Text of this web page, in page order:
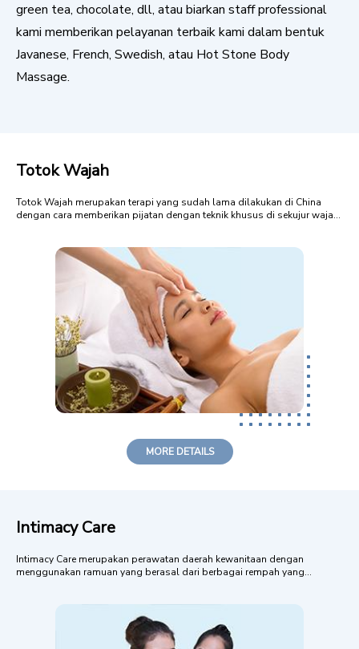
green tea, chocolate, dll, atau biarkan staff professional
kami memberikan pelayanan terbaik kami dalam bentuk
Javanese, French, Swedish, atau Hot Stone Body
Massage.
Totok Wajah
Totok Wajah merupakan terapi yang sudah lama dilakukan di China
dengan cara memberikan pijatan dengan teknik khusus di sekujur wajah
halus. Manfaat ...
MORE DETAILS
Intimacy Care
Intimacy Care merupakan perawatan daerah kewanitaan dengan
menggunakan ramuan yang berasal dari berbagai rempah yang